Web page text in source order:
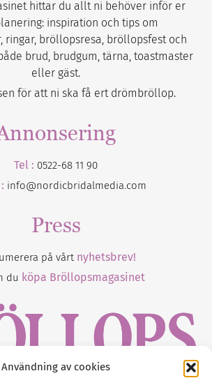
Användning av cookies
hittar du allt ni behöver inför er
inspiration och tips om
ringar, bröllopsresa, bröllopsfest och
brud, brudgum, tärna, toastmaster
eller gäst.
för att ni ska få ert drömbröllop.
Tel : 0522-68 11 90
info@nordicbridalmedia.com
Press
på vårt nyhetsbrev!
du köpa Bröllopsmagasinet